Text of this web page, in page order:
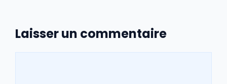
Laisser un commentaire